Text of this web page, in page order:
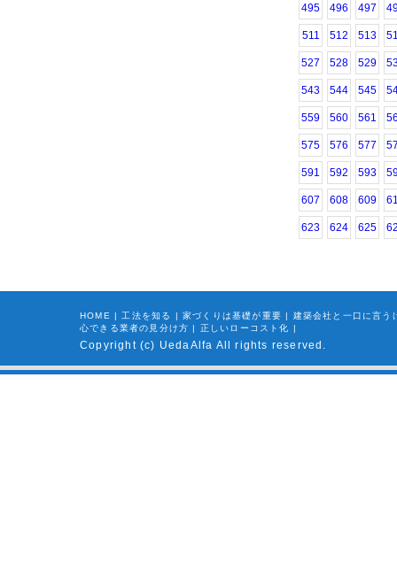
495 496 497
511 512 513
527 528 529
543 544 545
559 560 561
575 576 577
591 592 593
607 608 609
623 624 625
HOME | 工法を知る | 家づくりは基礎が重要 |
建築会社と一口に言う
心できる業者の見分け方 | 正しいローコスト化 |
Copyright (c) UedaAlfa All rights reserved.